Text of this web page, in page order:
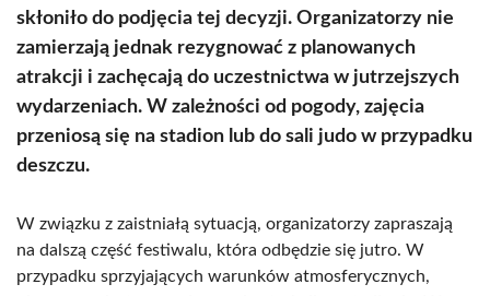
skłoniło do podjęcia tej decyzji. Organizatorzy nie
zamierzają jednak rezygnować z planowanych
atrakcji i zachęcają do uczestnictwa w jutrzejszych
wydarzeniach. W zależności od pogody, zajęcia
przeniosą się na stadion lub do sali judo w przypadku
deszczu.
W związku z zaistniałą sytuacją, organizatorzy zapraszają
na dalszą część festiwalu, która odbędzie się jutro. W
przypadku sprzyjających warunków atmosferycznych,